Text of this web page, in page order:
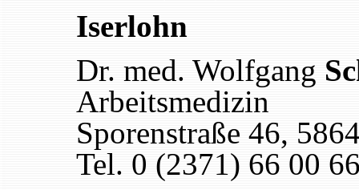
Iserlohn
Dr. med. Wolfgang
Arbeitsmedizin
Sporenstraße 46,
Tel. 0 (2371) 66 00